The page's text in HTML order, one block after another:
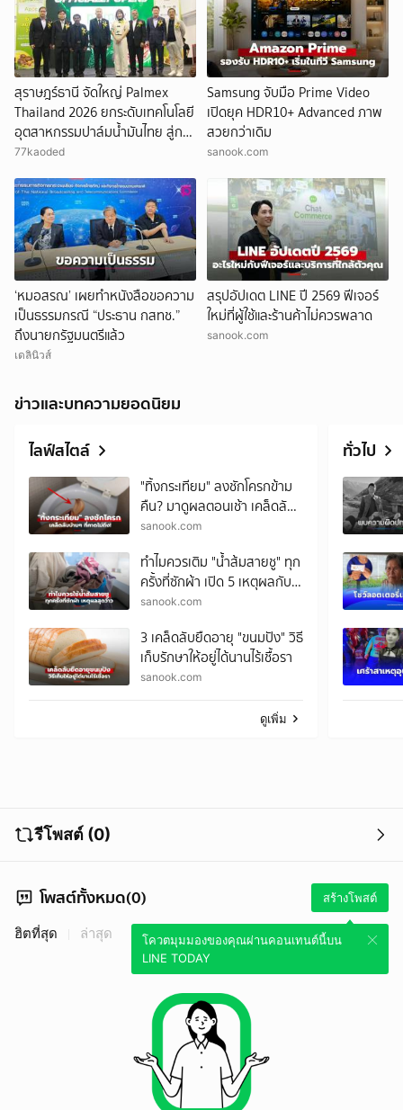
สุราษฎร์ธานี จัดใหญ่ Palmex
Thailand 2026 ยกระดับเทคโนโลยี
อุตสาหกรรมปาล์มน้ำมันไทย สู่การ
เติบโตยั่งยืน
77kaoded
Samsung จับมือ Prime Video
เปิดยุค HDR10+ Advanced ภาพ
สวยกว่าเดิม
sanook.com
‘หมอสรณ’ เผยทำหนังสือขอความ
เป็นธรรมกรณี “ประธาน กสทช.”
ถึงนายกรัฐมนตรีแล้ว
เดลินิวส์
สรุปอัปเดต LINE ปี 2569 ฟีเจอร์
ใหม่ที่ผู้ใช้และร้านค้าไม่ควรพลาด
sanook.com
ข่าวและบทความยอดนิยม
ไลฟ์สไตล์
"ทิ้งกระเทียม" ลงชักโครกข้าม
คืน? มาดูผลตอนเช้า เคล็ดลับ
บ้านๆ ที่คาดไม่ถึง!
sanook.com
ทำไมควรเติม "น้ำส้มสายชู" ทุก
ครั้งที่ซักผ้า เปิด 5 เหตุผลกับ
ผลลัพธ์สุดว้าว
sanook.com
3 เคล็ดลับยืดอายุ "ขนมปัง" วิธี
เก็บรักษาให้อยู่ได้นานไร้เชื้อรา
sanook.com
ดูเพิ่ม
ทั่วไป
รีโพสต์ (0)
โพสต์ทั้งหมด(0) สร้างโพสต์
โควตมุมมองของคุณผ่านคอนเทนต์นี้บน
LINE TODAY
ฮิตที่สุด ล่าสุด